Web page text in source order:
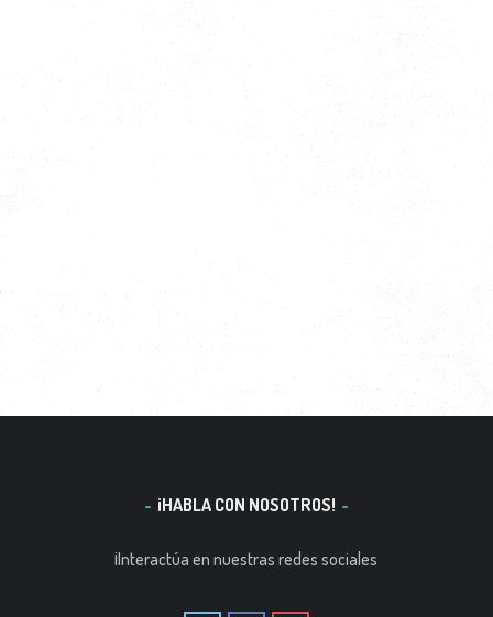
¡HABLA CON NOSOTROS!
¡Interactúa en nuestras redes sociales